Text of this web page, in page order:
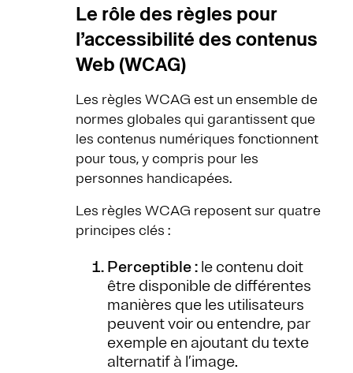
Le rôle des règles pour
l’accessibilité des contenus
Web (WCAG)
Les règles WCAG est un ensemble de
normes globales qui garantissent que
les contenus numériques fonctionnent
pour tous, y compris pour les
personnes handicapées.
Les règles WCAG reposent sur quatre
principes clés :
Perceptible : le contenu doit
être disponible de différentes
manières que les utilisateurs
peuvent voir ou entendre, par
exemple en ajoutant du texte
alternatif à l’image.